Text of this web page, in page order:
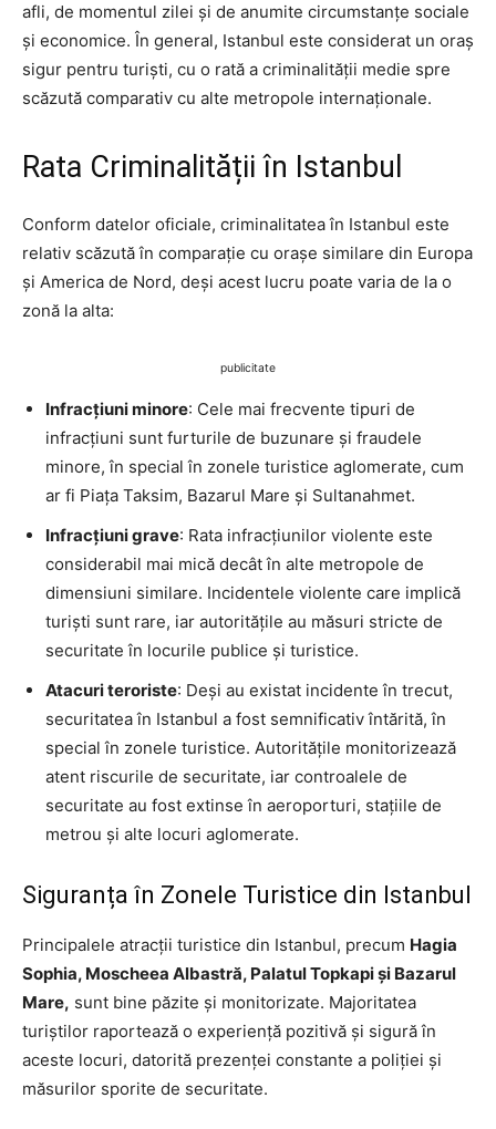
afli, de momentul zilei și de anumite circumstanțe sociale
și economice. În general, Istanbul este considerat un oraș
sigur pentru turiști, cu o rată a criminalității medie spre
scăzută comparativ cu alte metropole internaționale.
Rata Criminalității în Istanbul
Conform datelor oficiale, criminalitatea în Istanbul este
relativ scăzută în comparație cu orașe similare din Europa
și America de Nord, deși acest lucru poate varia de la o
zonă la alta:
publicitate
Infracțiuni minore: Cele mai frecvente tipuri de
infracțiuni sunt furturile de buzunare și fraudele
minore, în special în zonele turistice aglomerate, cum
ar fi Piața Taksim, Bazarul Mare și Sultanahmet.
Infracțiuni grave: Rata infracțiunilor violente este
considerabil mai mică decât în alte metropole de
dimensiuni similare. Incidentele violente care implică
turiști sunt rare, iar autoritățile au măsuri stricte de
securitate în locurile publice și turistice.
Atacuri teroriste: Deși au existat incidente în trecut,
securitatea în Istanbul a fost semnificativ întărită, în
special în zonele turistice. Autoritățile monitorizează
atent riscurile de securitate, iar controalele de
securitate au fost extinse în aeroporturi, stațiile de
metrou și alte locuri aglomerate.
Siguranța în Zonele Turistice din Istanbul
Principalele atracții turistice din Istanbul, precum Hagia
Sophia, Moscheea Albastră, Palatul Topkapi și Bazarul
Mare, sunt bine păzite și monitorizate. Majoritatea
turiștilor raportează o experiență pozitivă și sigură în
aceste locuri, datorită prezenței constante a poliției și
măsurilor sporite de securitate.